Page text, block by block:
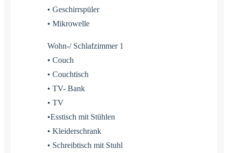
• Geschirrspüler
• Mikrowelle
Wohn-/ Schlafzimmer 1
• Couch
• Couchtisch
• TV- Bank
• TV
•Esstisch mit Stühlen
• Kleiderschrank
• Schreibtisch mit Stuhl